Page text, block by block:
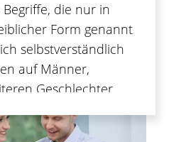
die nur in
Form genannt
selbstverständlich
auf Männer,
Geschlechter.